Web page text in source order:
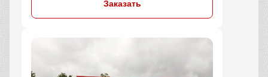
Заказать